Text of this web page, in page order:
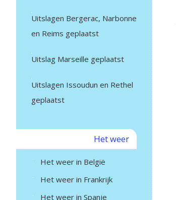
Uitslagen Bergerac, Narbonne
en Reims geplaatst
Uitslag Marseille geplaatst
Uitslagen Issoudun en Rethel
geplaatst
Het weer
Het weer in België
Het weer in Frankrijk
Het weer in Spanje